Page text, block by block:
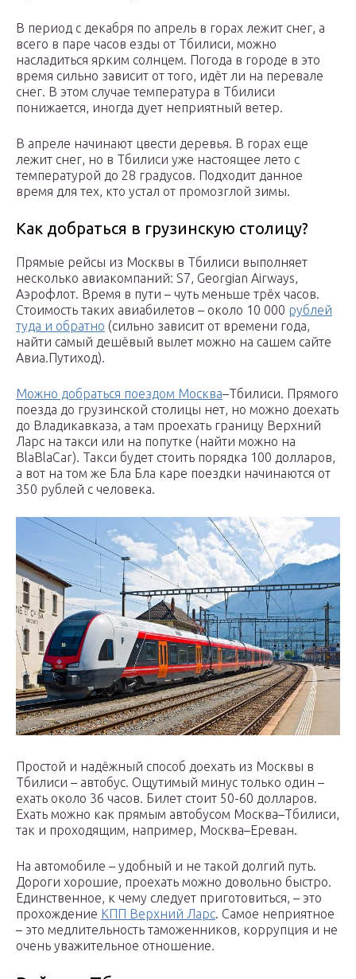
В период с декабря по апрель в горах лежит снег, а
всего в паре часов езды от Тбилиси, можно
насладиться ярким солнцем. Погода в городе в это
время сильно зависит от того, идёт ли на перевале
снег. В этом случае температура в Тбилиси
понижается, иногда дует неприятный ветер.
В апреле начинают цвести деревья. В горах еще
лежит снег, но в Тбилиси уже настоящее лето с
температурой до 28 градусов. Подходит данное
время для тех, кто устал от промозглой зимы.
Как добраться в грузинскую столицу?
Прямые рейсы из Москвы в Тбилиси выполняет
несколько авиакомпаний: S7, Georgian Airways,
Аэрофлот. Время в пути – чуть меньше трёх часов.
Стоимость таких авиабилетов – около 10 000 рублей
туда и обратно (сильно зависит от времени года,
найти самый дешёвый вылет можно на сашем сайте
Авиа.Путиход).
Можно добраться поездом Москва–Тбилиси. Прямого
поезда до грузинской столицы нет, но можно доехать
до Владикавказа, а там проехать границу Верхний
Ларс на такси или на попутке (найти можно на
BlaBlaCar). Такси будет стоить порядка 100 долларов,
а вот на том же Бла Бла каре поездки начинаются от
350 рублей с человека.
Простой и надёжный способ доехать из Москвы в
Тбилиси – автобус. Ощутимый минус только один –
ехать около 36 часов. Билет стоит 50-60 долларов.
Ехать можно как прямым автобусом Москва–Тбилиси,
так и проходящим, например, Москва–Ереван.
На автомобиле – удобный и не такой долгий путь.
Дороги хорошие, проехать можно довольно быстро.
Единственное, к чему следует приготовиться, – это
прохождение КПП Верхний Ларс . Самое неприятное
– это медлительность таможенников, коррупция и не
очень уважительное отношение.